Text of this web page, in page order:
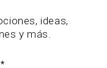
ideas,
y más.